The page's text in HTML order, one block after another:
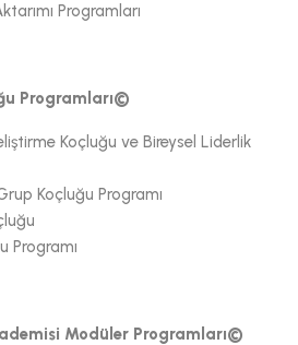
Programları
Programları©
Koçluğu ve Bireysel Liderlik
Koçluğu Programı
Programı
Modüler Programları©